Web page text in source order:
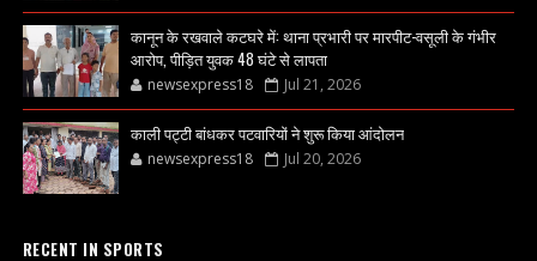
कानून के रखवाले कटघरे में: थाना प्रभारी पर मारपीट-वसूली के गंभीर
आरोप, पीड़ित युवक 48 घंटे से लापता
newsexpress18 Jul 21, 2026
काली पट्टी बांधकर पटवारियों ने शुरू किया आंदोलन
newsexpress18 Jul 20, 2026
RECENT IN SPORTS